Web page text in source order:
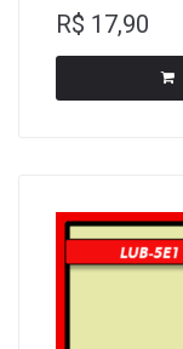
R$ 17,90